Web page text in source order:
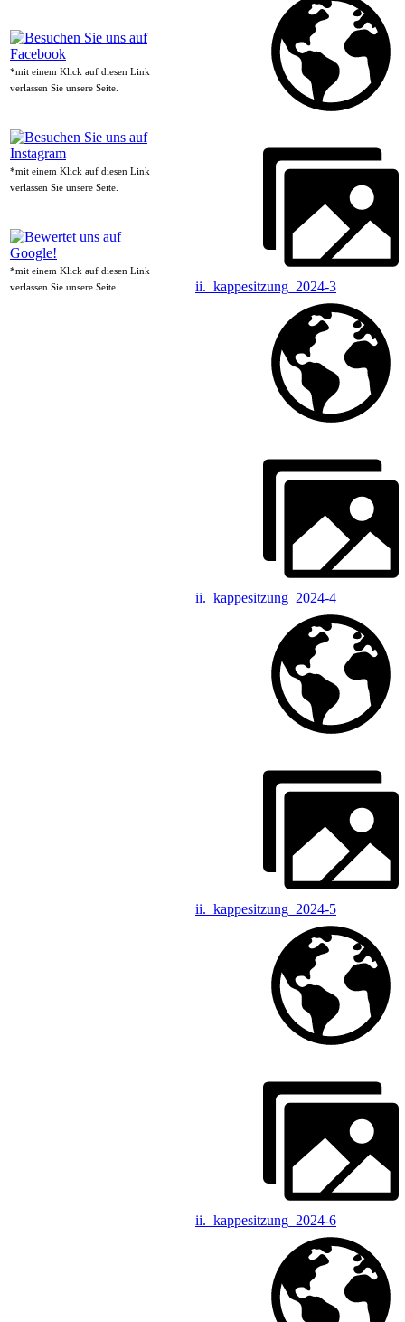
*mit einem Klick auf diesen Link
verlassen Sie unsere Seite.
*mit einem Klick auf diesen Link
verlassen Sie unsere Seite.
*mit einem Klick auf diesen Link
verlassen Sie unsere Seite.
ii._kappesitzung_2024-3
ii._kappesitzung_2024-4
ii._kappesitzung_2024-5
ii._kappesitzung_2024-6